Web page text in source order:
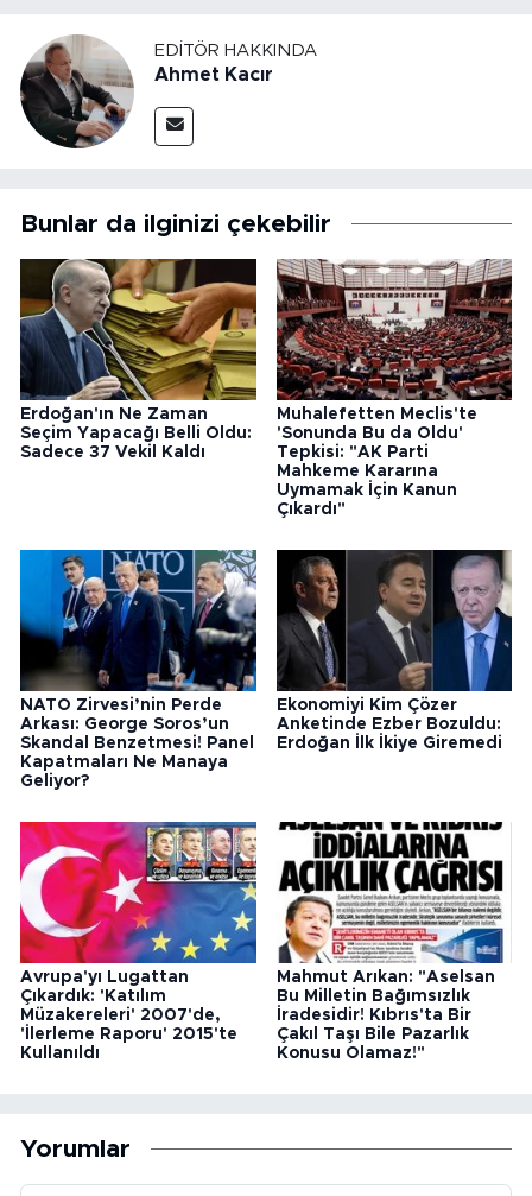
EDITÖR HAKKINDA
Ahmet Kacır
Bunlar da ilginizi çekebilir
Erdoğan'ın Ne Zaman
Seçim Yapacağı Belli Oldu:
Sadece 37 Vekil Kaldı
Muhalefetten Meclis'te
'Sonunda Bu da Oldu'
Tepkisi: "AK Parti
Mahkeme Kararına
Uymamak İçin Kanun
Çıkardı"
NATO Zirvesi’nin Perde
Arkası: George Soros’un
Skandal Benzetmesi! Panel
Kapatmaları Ne Manaya
Geliyor?
Ekonomiyi Kim Çözer
Anketinde Ezber Bozuldu:
Erdoğan İlk İkiye Giremedi
Avrupa'yı Lugattan
Çıkardık: 'Katılım
Müzakereleri' 2007'de,
'İlerleme Raporu' 2015'te
Kullanıldı
Mahmut Arıkan: "Aselsan
Bu Milletin Bağımsızlık
İradesidir! Kıbrıs'ta Bir
Çakıl Taşı Bile Pazarlık
Konusu Olamaz!"
Yorumlar